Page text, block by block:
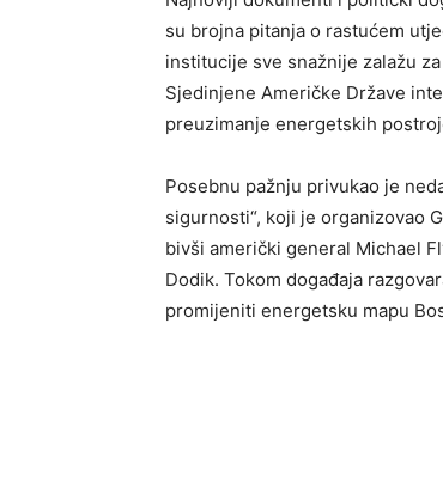
su brojna pitanja o rastućem
institucije sve snažnije zalažu
Sjedinjene Američke Države
preuzimanje energetskih
Posebnu pažnju privukao je
sigurnosti“, koji je organizovao
bivši američki general Michael
Dodik. Tokom događaja
promijeniti energetsku mapu